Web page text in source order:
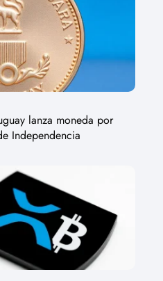
lanza moneda por
Independencia